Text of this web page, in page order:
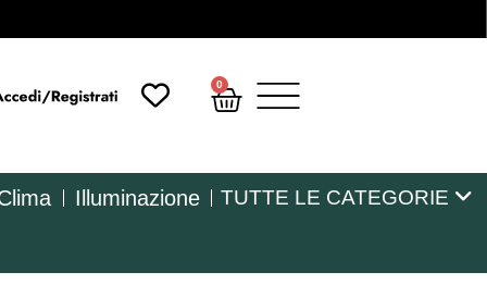
0
Illuminazione TUTTE LE CATEGORIE